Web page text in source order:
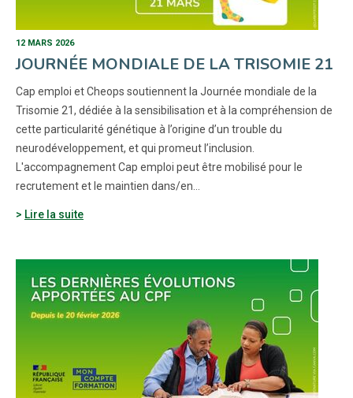
12 MARS 2026
JOURNÉE MONDIALE DE LA TRISOMIE 21
Cap emploi et Cheops soutiennent la Journée mondiale de la
Trisomie 21, dédiée à la sensibilisation et à la compréhension de
cette particularité génétique à l’origine d’un trouble du
neurodéveloppement, et qui promeut l’inclusion.
L'accompagnement Cap emploi peut être mobilisé pour le
recrutement et le maintien dans/en…
Lire la suite